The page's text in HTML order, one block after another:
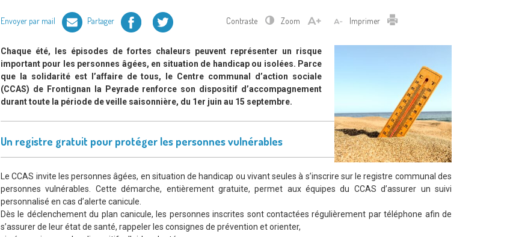
Envoyer par mail Partager Facebook Twitter Contraste Zoom Imprimer Imprimer
Chaque été, les épisodes de fortes chaleurs peuvent représenter un risque
important pour les personnes âgées, en situation de handicap ou isolées. Parce
que la solidarité est l’affaire de tous, le Centre communal d’action sociale
(CCAS) de Frontignan la Peyrade renforce son dispositif d’accompagnement
durant toute la période de veille saisonnière, du 1er juin au 15 septembre.
Un registre gratuit pour protéger les personnes vulnérables
Le CCAS invite les personnes âgées, en situation de handicap ou vivant seules à s’inscrire sur le registre communal des
personnes vulnérables. Cette démarche, entièrement gratuite, permet aux équipes du CCAS d’assurer un suivi
personnalisé en cas d’alerte canicule.
Dès le déclenchement du plan canicule, les personnes inscrites sont contactées régulièrement par téléphone afin de
s’assurer de leur état de santé, rappeler les consignes de prévention et orienter,